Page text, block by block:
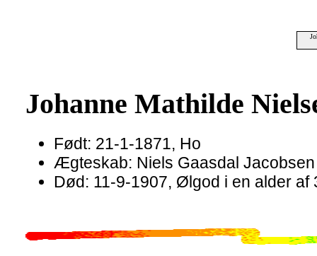
Johanne Mathilde
Født: 21-1-1871, Ho
Ægteskab: Niels Gaasdal
Død: 11-9-1907, Ølgod i en alder af